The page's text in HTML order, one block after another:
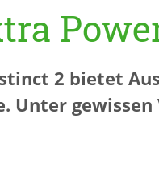
2 bietet
Unter